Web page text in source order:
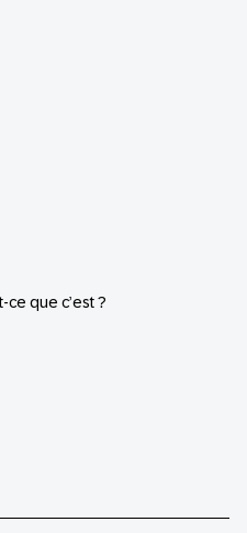
ce que c’est ?